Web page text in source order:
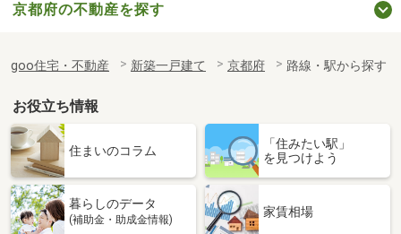
京都府の不動産を探す
goo住宅・不動産 新築一戸建て 京都府 路線・駅から探す
お役立ち情報
住まいのコラム
「住みたい駅」
を見つけよう
暮らしのデータ
(補助金・助成金情報)
家賃相場